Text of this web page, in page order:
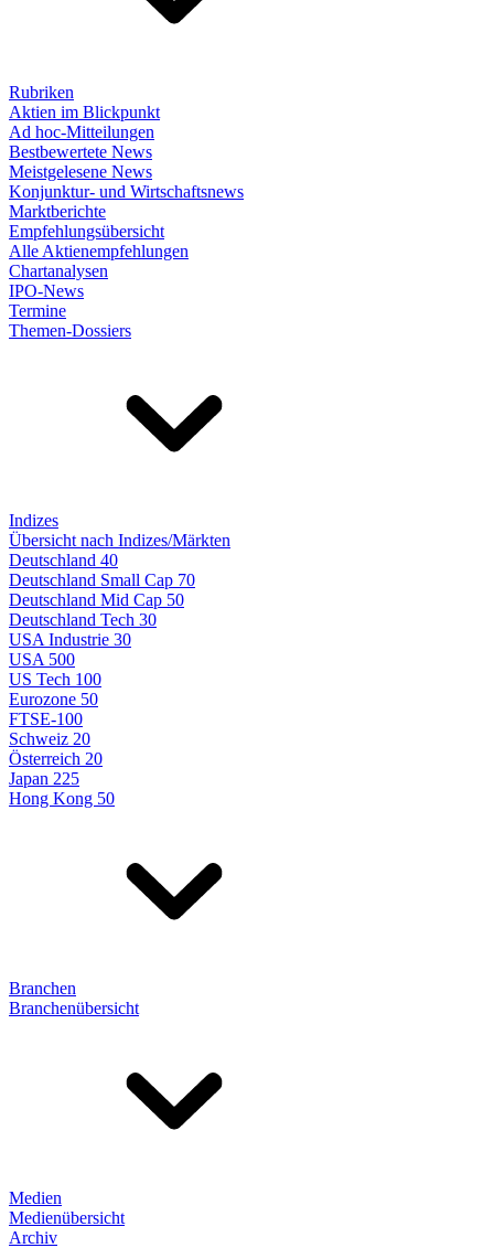
Rubriken
Aktien im Blickpunkt
Ad hoc-Mitteilungen
Bestbewertete News
Meistgelesene News
Konjunktur- und Wirtschaftsnews
Marktberichte
Empfehlungsübersicht
Alle Aktienempfehlungen
Chartanalysen
IPO-News
Termine
Themen-Dossiers
Indizes
Übersicht nach Indizes/Märkten
Deutschland 40
Deutschland Small Cap 70
Deutschland Mid Cap 50
Deutschland Tech 30
USA Industrie 30
USA 500
US Tech 100
Eurozone 50
FTSE-100
Schweiz 20
Österreich 20
Japan 225
Hong Kong 50
Branchen
Branchenübersicht
Medien
Medienübersicht
Archiv